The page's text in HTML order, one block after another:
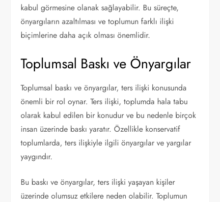
kabul görmesine olanak sağlayabilir. Bu süreçte,
önyargıların azaltılması ve toplumun farklı ilişki
biçimlerine daha açık olması önemlidir.
Toplumsal Baskı ve Önyargılar
Toplumsal baskı ve önyargılar, ters ilişki konusunda
önemli bir rol oynar. Ters ilişki, toplumda hala tabu
olarak kabul edilen bir konudur ve bu nedenle birçok
insan üzerinde baskı yaratır. Özellikle konservatif
toplumlarda, ters ilişkiyle ilgili önyargılar ve yargılar
yaygındır.
Bu baskı ve önyargılar, ters ilişki yaşayan kişiler
üzerinde olumsuz etkilere neden olabilir. Toplumun